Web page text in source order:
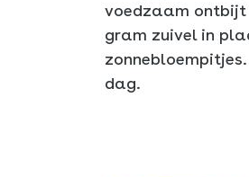
voedzaam ontbijt
gram zuivel in
dag.